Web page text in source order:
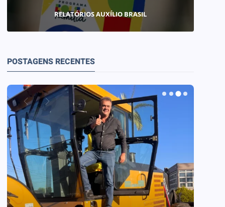
RELATÓRIOS AUXÍLIO BRASIL
POSTAGENS RECENTES